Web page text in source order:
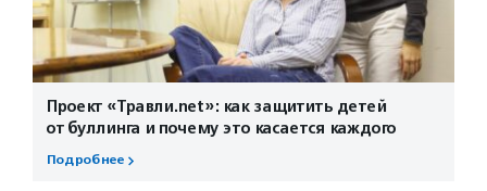
Проект «Травли.net»: как защитить детей
от буллинга и почему это касается каждого
Подробнее